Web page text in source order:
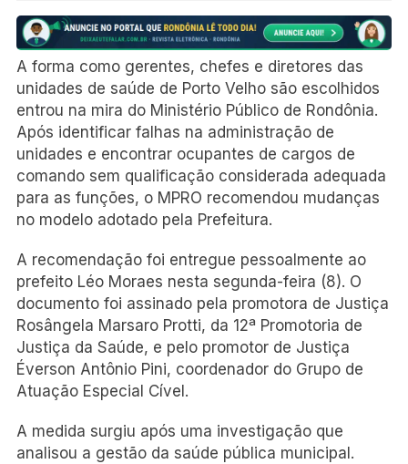
A forma como gerentes, chefes e diretores das
unidades de saúde de Porto Velho são escolhidos
entrou na mira do Ministério Público de Rondônia.
Após identificar falhas na administração de
unidades e encontrar ocupantes de cargos de
comando sem qualificação considerada adequada
para as funções, o MPRO recomendou mudanças
no modelo adotado pela Prefeitura.
A recomendação foi entregue pessoalmente ao
prefeito Léo Moraes nesta segunda-feira (8). O
documento foi assinado pela promotora de Justiça
Rosângela Marsaro Protti, da 12ª Promotoria de
Justiça da Saúde, e pelo promotor de Justiça
Éverson Antônio Pini, coordenador do Grupo de
Atuação Especial Cível.
A medida surgiu após uma investigação que
analisou a gestão da saúde pública municipal.